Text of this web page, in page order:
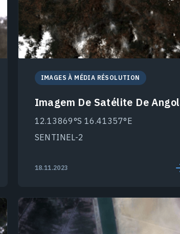
IMAGES À MÉDIA RÉSOLUTION
Imagem De Satélite De
12.13869°S 16.41357°E
SENTINEL-2
18.11.2023